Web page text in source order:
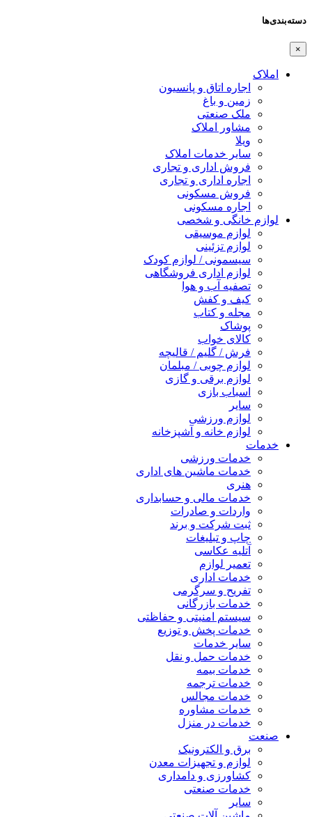
دسته‌بندی‌ها
×
املاک
اجاره اتاق و پانسیون
زمین و باغ
ملک صنعتی
مشاور املاک
ویلا
سایر خدمات املاک
فروش اداری و تجاری
اجاره اداری و تجاری
فروش مسکونی
اجاره مسکونی
لوازم خانگی و شخصی
لوازم موسیقی
لوازم تزئینی
سیسمونی / لوازم کودک
لوازم اداری فروشگاهی
تصفیه آب و هوا
کیف و کفش
مجله و کتاب
پوشاک
کالای خواب
فرش / گلیم / قالیچه
لوازم چوبی / مبلمان
لوازم برقی و گازی
اسباب بازی
سایر
لوازم ورزشی
لوازم خانه و آشپزخانه
خدمات
خدمات ورزشی
خدمات ماشین های اداری
هنری
خدمات مالی و حسابداری
واردات و صادرات
ثبت شرکت و برند
چاپ و تبلیغات
آتلیه عکاسی
تعمیر لوازم
خدمات اداری
تفریح و سرگرمی
خدمات بازرگانی
سیستم امنیتی و حفاظتی
خدمات پخش و توزیع
سایر خدمات
خدمات حمل و نقل
خدمات بیمه
خدمات ترجمه
خدمات مجالس
خدمات مشاوره
خدمات در منزل
صنعت
برق و الکترونیک
لوازم و تجهیزات معدن
کشاورزی و دامداری
خدمات صنعتی
سایر